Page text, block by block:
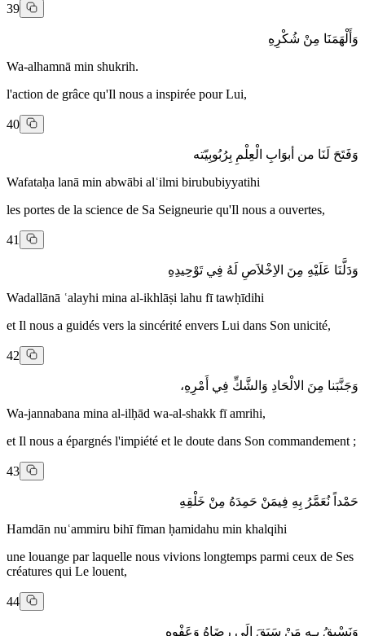
39
وَأَلْهَمَنَا مِنْ شُكْرِهِ
Wa-alhamnā min shukrih.
l'action de grâce qu'Il nous a inspirée pour Lui,
40
وَفَتَحَ لَنَا من أبوَابِ الْعِلْمِ بِرُبُوبِيّته
Wafataḥa lanā min abwābi alʿilmi birububiyyatihi
les portes de la science de Sa Seigneurie qu'Il nous a ouvertes,
41
وَدَلَّنَا عَلَيْهِ مِنَ الاِخْلاَصِ لَهُ فِي تَوْحِيدِهِ
Wadallānā ʿalayhi mina al-ikhlāṣi lahu fī tawḥīdihi
et Il nous a guidés vers la sincérité envers Lui dans Son unicité,
42
وَجَنَّبَنا مِنَ الالْحَادِ وَالشَّكِّ فِي أَمْرِهِ،
Wa-jannabana mina al-ilḥād wa-al-shakk fī amrihi,
et Il nous a épargnés l'impiété et le doute dans Son commandement ;
43
حَمْداً نُعَمَّرُ بِهِ فِيمَنْ حَمِدَهُ مِنْ خَلْقِهِ
Hamdān nuʿammiru bihī fīman ḥamidahu min khalqihi
une louange par laquelle nous vivions longtemps parmi ceux de Ses
créatures qui Le louent,
44
وَنَسْبِقُ بِـهِ مَنْ سَبَقَ إلَى رِضَاهُ وَعَفْوِهِ